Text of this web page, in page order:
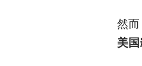
然而
美